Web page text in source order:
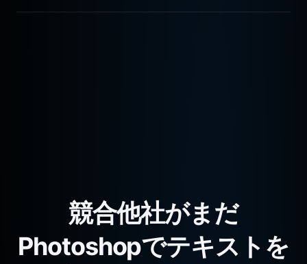
競合他社がまだ
Photoshopでテキストを